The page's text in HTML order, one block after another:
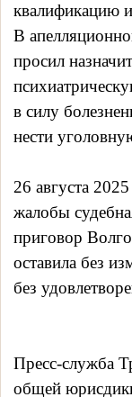
квалификацию
В
просил
в силу
нести
26 августа
жалобы
приговор
оставила без
без
Пресс-служба
общей